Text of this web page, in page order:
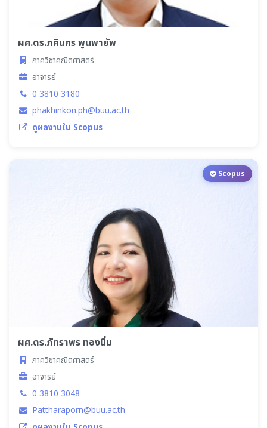
ผศ.ดร.ภคินกร พูนพายัพ
ภาควิชาคณิตศาสตร์
อาจารย์
0 3810 3180
phakhinkon.ph@buu.ac.th
ดูผลงานใน Scopus
Scopus
ผศ.ดร.ภัทราพร ทองนิ่ม
ภาควิชาคณิตศาสตร์
อาจารย์
0 3810 3048
Pattharaporn@buu.ac.th